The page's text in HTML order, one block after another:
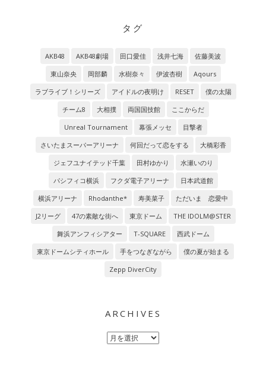
タグ
AKB48 AKB48劇場 田口愛佳 浅井七海
佐藤美波
東山奈央
岡部麟 水樹奈々 伊波杏樹
Aqours
ラブライブ！シリーズ
アイドルの夜明け RESET
僕の太陽
チーム8
大相撲 両国国技館
ここからだ
Unreal Tournament
幕張メッセ
目撃者
さいたまスーパーアリーナ
何回だって恋をする
大橋彩香
ジェフユナイテッド千葉
田村ゆかり
水瀬いのり
パシフィコ横浜
フクダ電子アリーナ
日本武道館
横浜アリーナ
Rhodanthe* 寿美菜子
ただいま 恋愛中
J2リーグ
47の素敵な街へ 東京ドーム
THE IDOLM@STER
舞浜アンフィシアター
T-SQUARE
西武ドーム
東京ドームシティホール
手をつなぎながら
僕の夏が始まる
Zepp DiverCity
ARCHIVES
Archives